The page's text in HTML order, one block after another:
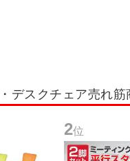
デスクチェア売れ
2位